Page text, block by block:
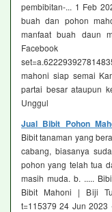
pembibitan-... 1 Feb
buah dan pohon
manfaat buah daun
Facebook
mahoni siap semai
partai besar ataupun
Unggul
Jual Bibit Pohon
Bibit tanaman yang
cabang, biasanya
pohon yang telah tua
masih muda. b. .....
Bibit Mahoni | Biji
t=115379 24 Jun